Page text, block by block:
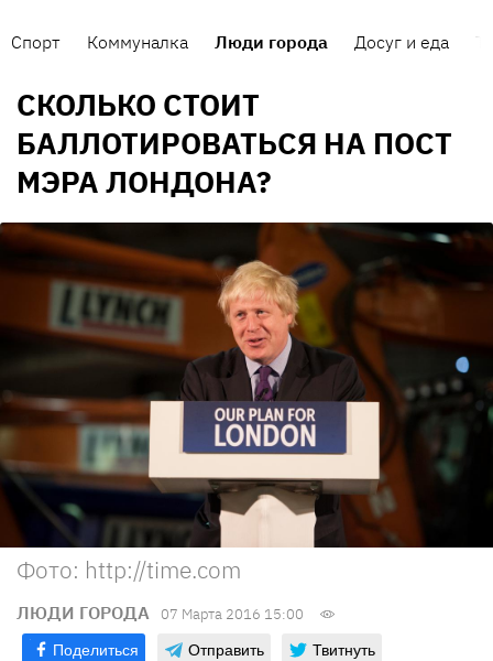
Спорт Коммуналка Люди города Досуг и еда
СКОЛЬКО СТОИТ
БАЛЛОТИРОВАТЬСЯ НА ПОСТ
МЭРА ЛОНДОНА?
Фото: http://time.com
ЛЮДИ ГОРОДА 07 Марта 2016 15:00
Поделиться Отправить Твитнуть